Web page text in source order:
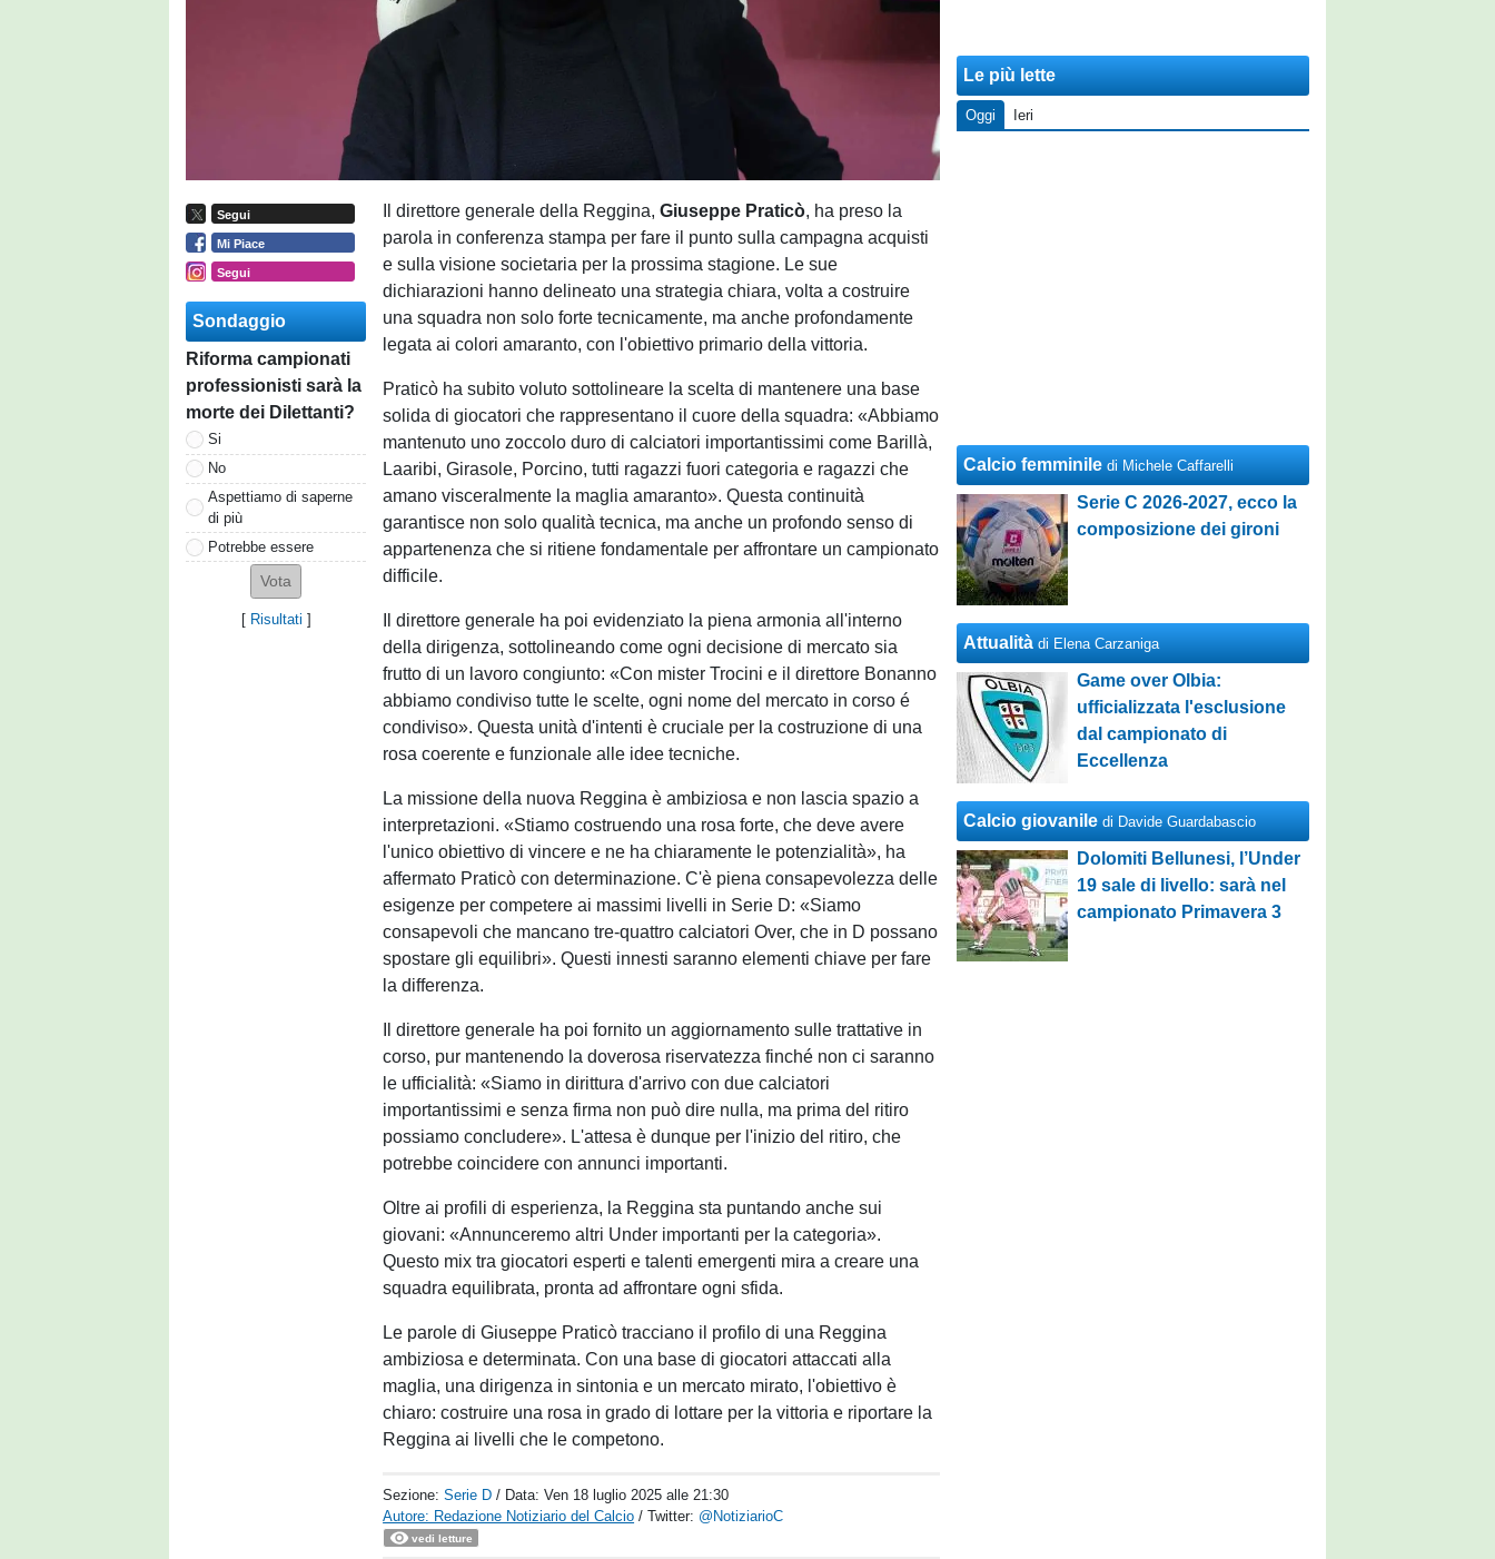
Segui
Mi Piace
Segui
Sondaggio
Riforma campionati
professionisti sarà la
morte dei Dilettanti?
Si
No
Aspettiamo di saperne
di più
Potrebbe essere
[ Risultati ]
Il direttore generale della Reggina,Giuseppe Praticò, ha preso la
parola in conferenza stampa per fare il punto sulla campagna acquisti
e sulla visione societaria per la prossima stagione. Le sue
dichiarazioni hanno delineato una strategia chiara, volta a costruire
una squadra non solo forte tecnicamente, ma anche profondamente
legata ai colori amaranto, con l'obiettivo primario della vittoria.
Praticò ha subito voluto sottolineare la scelta di mantenere una base
solida di giocatori che rappresentano il cuore della squadra: «Abbiamo
mantenuto uno zoccolo duro di calciatori importantissimi come Barillà,
Laaribi, Girasole, Porcino, tutti ragazzi fuori categoria e ragazzi che
amano visceralmente la maglia amaranto». Questa continuità
garantisce non solo qualità tecnica, ma anche un profondo senso di
appartenenza che si ritiene fondamentale per affrontare un campionato
difficile.
Il direttore generale ha poi evidenziato la piena armonia all'interno
della dirigenza, sottolineando come ogni decisione di mercato sia
frutto di un lavoro congiunto: «Con mister Trocini e il direttore Bonanno
abbiamo condiviso tutte le scelte, ogni nome del mercato in corso é
condiviso». Questa unità d'intenti è cruciale per la costruzione di una
rosa coerente e funzionale alle idee tecniche.
La missione della nuova Reggina è ambiziosa e non lascia spazio a
interpretazioni. «Stiamo costruendo una rosa forte, che deve avere
l'unico obiettivo di vincere e ne ha chiaramente le potenzialità», ha
affermato Praticò con determinazione. C'è piena consapevolezza delle
esigenze per competere ai massimi livelli in Serie D: «Siamo
consapevoli che mancano tre-quattro calciatori Over, che in D possano
spostare gli equilibri». Questi innesti saranno elementi chiave per fare
la differenza.
Il direttore generale ha poi fornito un aggiornamento sulle trattative in
corso, pur mantenendo la doverosa riservatezza finché non ci saranno
le ufficialità: «Siamo in dirittura d'arrivo con due calciatori
importantissimi e senza firma non può dire nulla, ma prima del ritiro
possiamo concludere». L'attesa è dunque per l'inizio del ritiro, che
potrebbe coincidere con annunci importanti.
Oltre ai profili di esperienza, la Reggina sta puntando anche sui
giovani: «Annunceremo altri Under importanti per la categoria».
Questo mix tra giocatori esperti e talenti emergenti mira a creare una
squadra equilibrata, pronta ad affrontare ogni sfida.
Le parole di Giuseppe Praticò tracciano il profilo di una Reggina
ambiziosa e determinata. Con una base di giocatori attaccati alla
maglia, una dirigenza in sintonia e un mercato mirato, l'obiettivo è
chiaro: costruire una rosa in grado di lottare per la vittoria e riportare la
Reggina ai livelli che le competono.
Sezione:Serie D / Data:Ven 18 luglio 2025 alle 21:30
Autore: Redazione Notiziario del Calcio / Twitter: @NotiziarioC
vedi letture
Le più lette
Oggi Ieri
Calcio femminile di Michele Caffarelli
Serie C 2026-2027, ecco la
composizione dei gironi
Attualità di Elena Carzaniga
Game over Olbia:
ufficializzata l'esclusione
dal campionato di
Eccellenza
Calcio giovanile di Davide Guardabascio
Dolomiti Bellunesi, l’Under
19 sale di livello: sarà nel
campionato Primavera 3